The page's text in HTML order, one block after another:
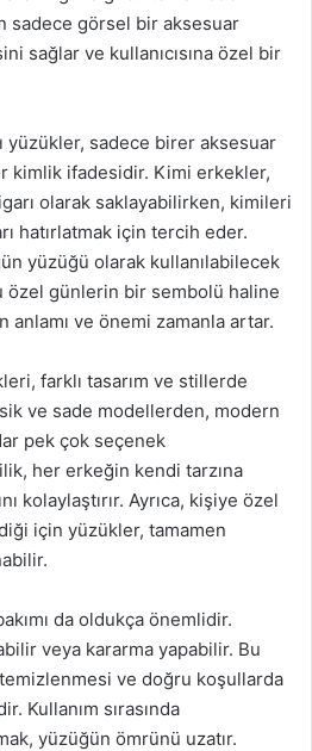
sadece görsel bir aksesuar
sağlar ve kullanıcısına özel bir
yüzükler, sadece birer aksesuar
kimlik ifadesidir. Kimi erkekler,
olarak saklayabilirken, kimileri
hatırlatmak için tercih eder.
yüzüğü olarak kullanılabilecek
özel günlerin bir sembolü haline
ve önemi zamanla artar.
farklı tasarım ve stillerde
ve sade modellerden, modern
pek çok seçenek
her erkeğin kendi tarzına
kolaylaştırır. Ayrıca, kişiye özel
için yüzükler, tamamen
da oldukça önemlidir.
veya kararma yapabilir. Bu
ve doğru koşullarda
Kullanım sırasında
yüzüğün ömrünü uzatır.